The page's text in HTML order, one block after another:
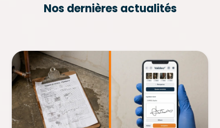
Nos dernières actualités